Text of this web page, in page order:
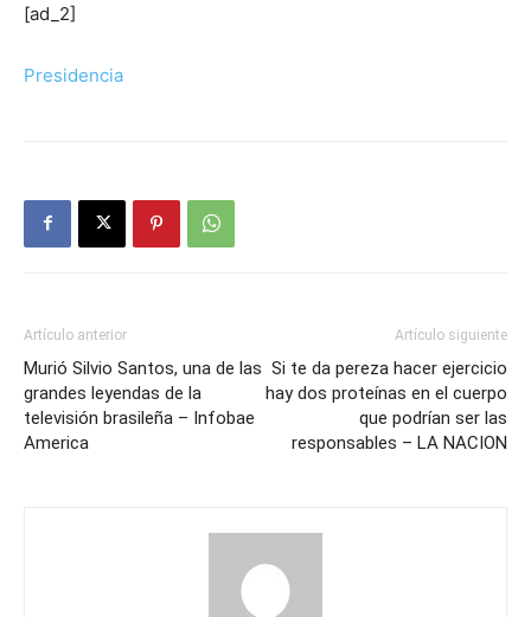
[ad_2]
Presidencia
Artículo anterior
Murió Silvio Santos, una de las
grandes leyendas de la
televisión brasileña – Infobae
America
Artículo siguiente
Si te da pereza hacer ejercicio
hay dos proteínas en el cuerpo
que podrían ser las
responsables – LA NACION